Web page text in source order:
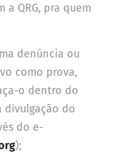
a QRG, pra quem
denúncia ou
como prova,
o dentro do
divulgação do
do e-
);